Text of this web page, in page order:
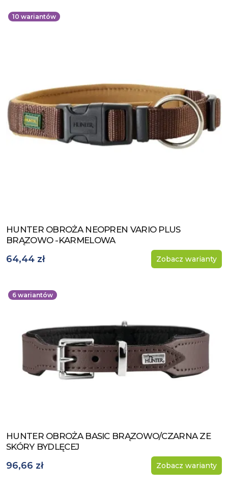
10 wariantów
Zobacz produkt
HUNTER OBROŻA NEOPREN VARIO PLUS
BRĄZOWO -KARMELOWA
64,44 zł Zobacz warianty
6 wariantów
Zobacz produkt
HUNTER OBROŻA BASIC BRĄZOWO/CZARNA ZE
SKÓRY BYDLĘCEJ
96,66 zł Zobacz warianty